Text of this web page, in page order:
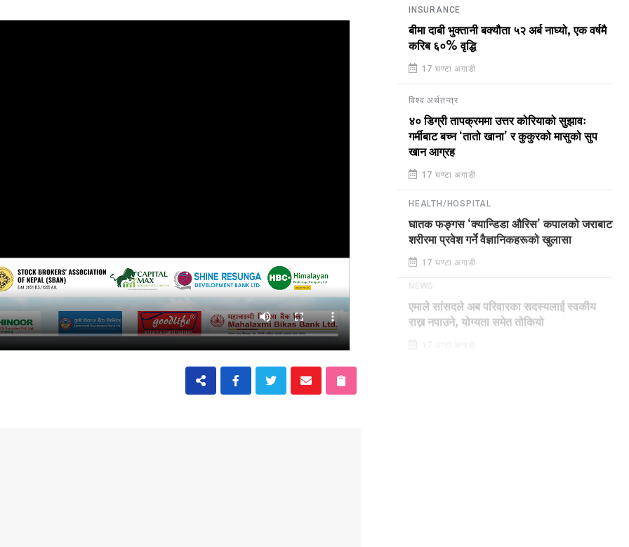
INSURANCE
बीमा दाबी भुक्तानी बक्यौता ५२ अर्ब नाघ्यो, एक वर्षमै
करिब ६०% वृद्धि
17 घण्टा अगाडी
विश्व अर्थतन्त्र
४० डिग्री तापक्रममा उत्तर कोरियाको सुझावः
गर्मीबाट बच्न ‘तातो खाना’ र कुकुरको मासुको सुप
खान आग्रह
17 घण्टा अगाडी
HEALTH/HOSPITAL
घातक फङ्गस ‘क्यान्डिडा औरिस’ कपालको जराबाट
शरीरमा प्रवेश गर्ने वैज्ञानिकहरूको खुलासा
17 घण्टा अगाडी
एमाले सांसदले अब परिवारका सदस्यलाई स्वकीय